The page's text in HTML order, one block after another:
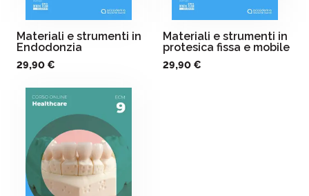
Materiali e strumenti in
Endodonzia
29,90 €
Materiali e strumenti in
protesica fissa e mobile
29,90 €